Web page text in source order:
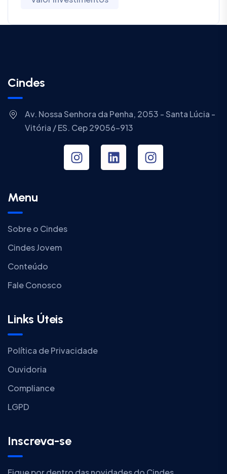
Cindes
Av. Nossa Senhora da Penha, 2053 - Santa Lúcia -
Vitória / ES. Cep 29056-913
Menu
Sobre o Cindes
Cindes Jovem
Conteúdo
Fale Conosco
Links Úteis
Política de Privacidade
Ouvidoria
Compliance
LGPD
Inscreva-se